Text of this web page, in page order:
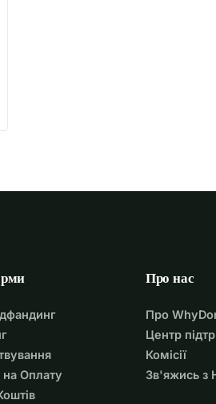
на Оплату
Про нас
Про
Центр
Комісії
Зв'яжись з